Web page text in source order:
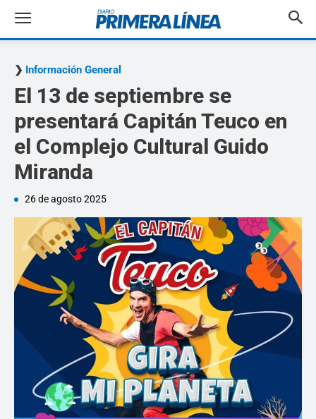
Información General
El 13 de septiembre se
presentará Capitán Teuco en
el Complejo Cultural Guido
Miranda
26 de agosto 2025